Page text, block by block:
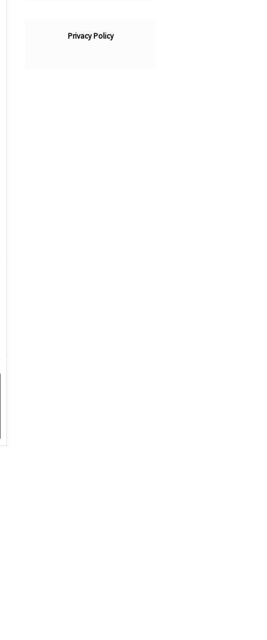
Privacy Policy